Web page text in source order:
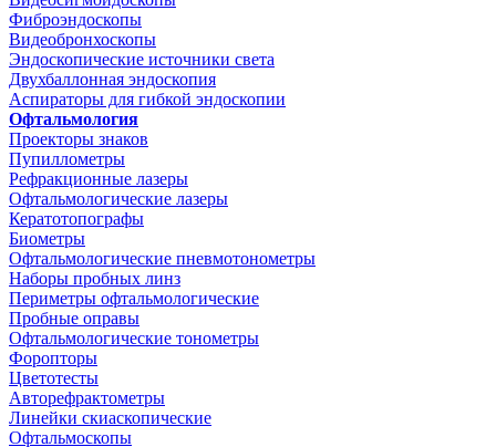
Фиброэндоскопы
Видеобронхоскопы
Эндоскопические источники света
Двухбаллонная эндоскопия
Аспираторы для гибкой эндоскопии
Офтальмология
Проекторы знаков
Пупиллометры
Рефракционные лазеры
Офтальмологические лазеры
Кератотопографы
Биометры
Офтальмологические пневмотонометры
Наборы пробных линз
Периметры офтальмологические
Пробные оправы
Офтальмологические тонометры
Форопторы
Цветотесты
Авторефрактометры
Линейки скиаскопические
Офтальмоскопы